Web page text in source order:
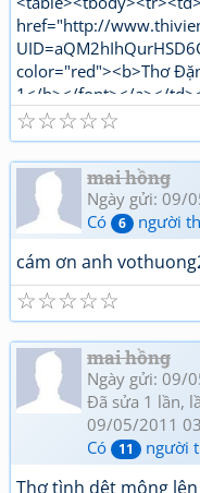
href="http://
color="red"><b>Thơ
1</b></font></a></
href="http://
Đặng Vô Thường Thơ
</tbody></table>
☆
☆
☆
☆
☆
mai hồng
Ngày gửi: 09/
Có
6 người
cám ơn anh
☆
☆
☆
☆
☆
mai hồng
Ngày gửi: 09/
Đã sửa 1 lần,
09/05/2011
Có
11 người
Thơ tình dệt mộng